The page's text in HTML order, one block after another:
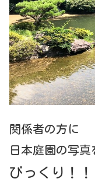
関係者の方に
日本庭園の写
びっくり！！